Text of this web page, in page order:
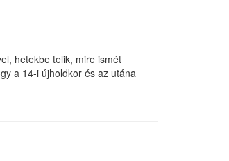
hetekbe telik, mire ismét
a 14-i újholdkor és az utána